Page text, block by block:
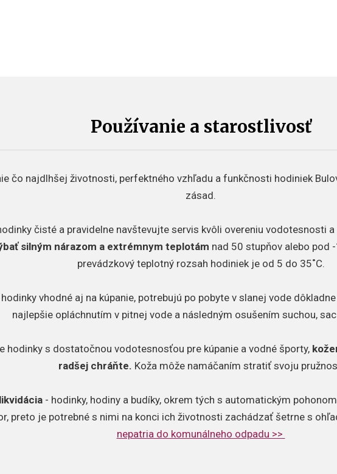
Používanie a starostlivosť
čo najdlhšej životnosti, perfektného vzhľadu a funkčnosti hodiniek
zásad.
čisté a pravidelne navštevujte servis kvôli overeniu vodotesnosti
silným nárazom a extrémnym teplotám nad 50 stupňov alebo pod
prevádzkový teplotný rozsah hodiniek je od 5 do 35˚C.
vhodné aj na kúpanie, potrebujú po pobyte v slanej vode
najlepšie opláchnutím v pitnej vode a následným osušením suchou,
hodinky s dostatočnou vodotesnosťou pre kúpanie a vodné športy,
radšej chráňte. Koža môže namáčaním stratiť svoju
- hodinky, hodiny a budíky, okrem tých s automatickým
preto je potrebné s nimi na konci ich životnosti zachádzať šetrne s
nepatria do komunálneho odpadu >>